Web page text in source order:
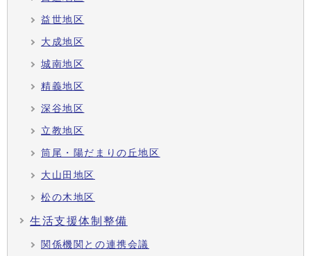
益世地区
大成地区
城南地区
精義地区
深谷地区
立教地区
筒尾・陽だまりの丘地区
大山田地区
松の木地区
生活支援体制整備
関係機関との連携会議